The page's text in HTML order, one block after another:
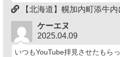
【北海道】幌加内町添牛内
ケーエヌ
2025.04.09
いつもYouTube拝見させたもら